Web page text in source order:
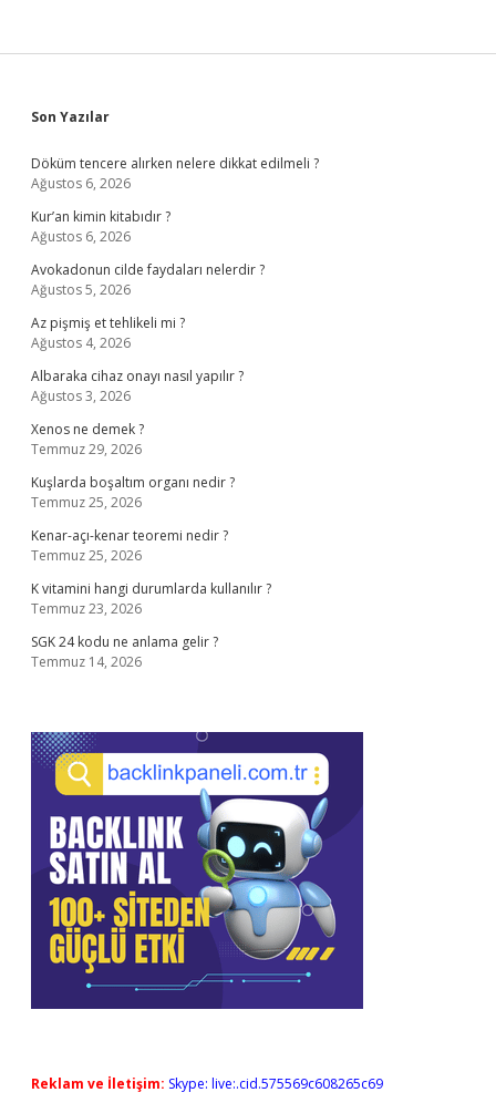
Sidebar
Son Yazılar
Döküm tencere alırken nelere dikkat edilmeli ?
Ağustos 6, 2026
Kur’an kimin kitabıdır ?
Ağustos 6, 2026
Avokadonun cilde faydaları nelerdir ?
Ağustos 5, 2026
Az pişmiş et tehlikeli mi ?
Ağustos 4, 2026
Albaraka cihaz onayı nasıl yapılır ?
Ağustos 3, 2026
Xenos ne demek ?
Temmuz 29, 2026
Kuşlarda boşaltım organı nedir ?
Temmuz 25, 2026
Kenar-açı-kenar teoremi nedir ?
Temmuz 25, 2026
K vitamini hangi durumlarda kullanılır ?
Temmuz 23, 2026
SGK 24 kodu ne anlama gelir ?
Temmuz 14, 2026
Reklam ve İletişim: Skype: live:.cid.575569c608265c69